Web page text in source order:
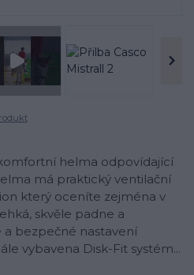
helma odpovídající
má praktický ventilační
který oceníte zejména v
skvěle padne a
a bezpečné nastavení
vybavena Disk-Fit systém...